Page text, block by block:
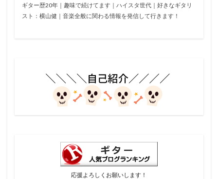
ギター歴20年｜趣味で続けてます｜ハイスタ世代｜好きなギタリ
スト：横山健｜音楽全般に関わる情報を発信して行きます！
応援よろしくお願いします！